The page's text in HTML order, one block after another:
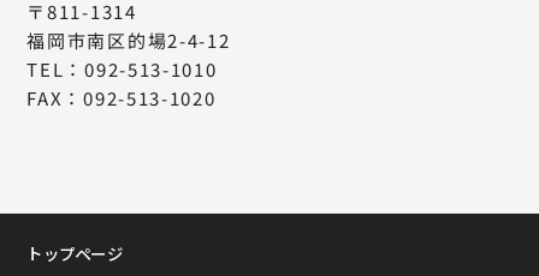
〒811-1314
福岡市南区的場2-4-12
TEL：092-513-1010
FAX：092-513-1020
トップページ